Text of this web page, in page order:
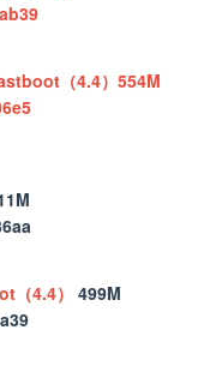
（4.4）554M
（4.4） 499M